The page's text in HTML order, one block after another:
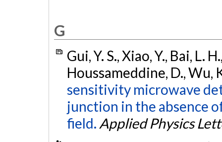
G
Gui, Y. S., Xiao, Y., Bai, L.
Houssameddine, D., Wu,
sensitivity microwave
junction in the absence
field. Applied Physics